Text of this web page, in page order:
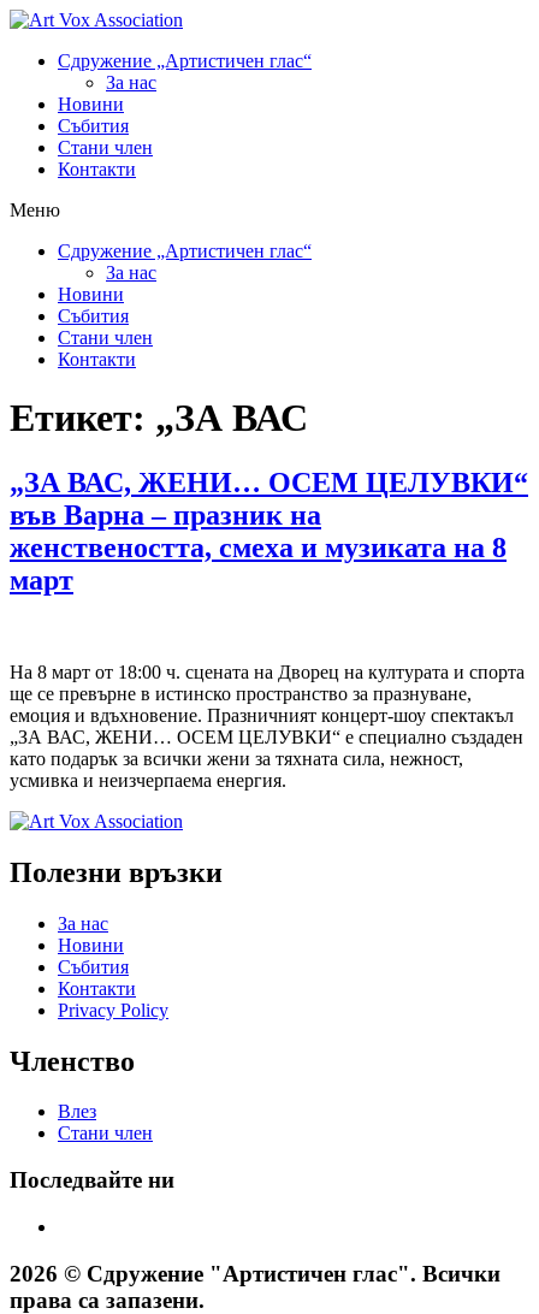
Сдружение „Артистичен глас“
За нас
Новини
Събития
Стани член
Контакти
Меню
Сдружение „Артистичен глас“
За нас
Новини
Събития
Стани член
Контакти
Етикет: „ЗА ВАС
„ЗА ВАС, ЖЕНИ… ОСЕМ ЦЕЛУВКИ“
във Варна – празник на
женствеността, смеха и музиката на 8
март
На 8 март от 18:00 ч. сцената на Дворец на културата и спорта
ще се превърне в истинско пространство за празнуване,
емоция и вдъхновение. Празничният концерт-шоу спектакъл
„ЗА ВАС, ЖЕНИ… ОСЕМ ЦЕЛУВКИ“ е специално създаден
като подарък за всички жени за тяхната сила, нежност,
усмивка и неизчерпаема енергия.
Полезни връзки
За нас
Новини
Събития
Контакти
Privacy Policy
Членство
Влез
Стани член
Последвайте ни
2026 © Сдружение "Артистичен глас". Всички
права са запазени.